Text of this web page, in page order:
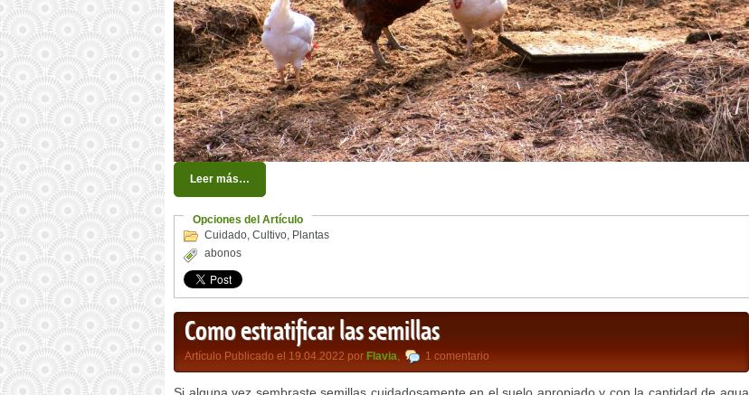
Leer más…
Opciones del Artículo
Cuidado, Cultivo, Plantas
abonos
Como estratificar las semillas
Artículo Publicado el 19.04.2022 por Flavia, 1 comentario